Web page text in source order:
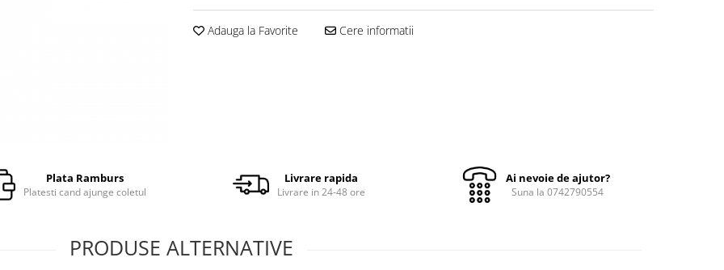
Adauga la Favorite Cere informatii
Plata Ramburs
Platesti cand ajunge coletul
Livrare rapida
Livrare in 24-48 ore
Ai nevoie de ajutor?
Suna la 0742790554
PRODUSE ALTERNATIVE